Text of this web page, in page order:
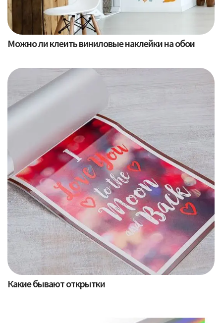
Можно ли клеить виниловые наклейки на обои
Какие бывают открытки